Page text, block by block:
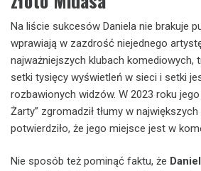
Na liście sukcesów Daniela nie brakuje
wprawiają w zazdrość niejednego
najważniejszych klubach komediowych,
setki tysięcy wyświetleń w sieci i setki
rozbawionych widzów. W 2023 roku
Żarty” zgromadził tłumy w
potwierdziło, że jego miejsce jest w
Nie sposób też pominąć faktu, że